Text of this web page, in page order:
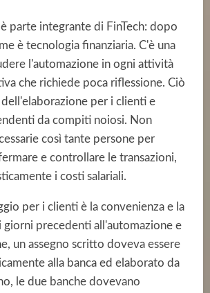
parte integrante di FinTech: dopo
è tecnologia finanziaria. C'è una
l'automazione in ogni attività
che richiede poca riflessione. Ciò
per i clienti e
da compiti noiosi. Non
così tante persone per
e controllare le transazioni,
i costi salariali.
per i clienti è la convenienza e la
giorni precedenti all'automazione e
un assegno scritto doveva essere
alla banca ed elaborato da
le due banche dovevano